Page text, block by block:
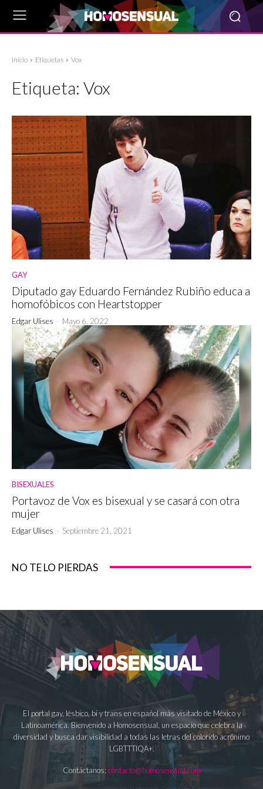
Inicio Etiquetas Vox
Etiqueta: Vox
GAY
Diputado gay Eduardo Fernández Rubiño educa a
homofóbicos con Heartstopper
Edgar Ulises - Mayo 6, 2022
BISEXUALES
Portavoz de Vox es bisexual y se casará con otra
mujer
Edgar Ulises - Septiembre 21, 2021
NO TE LO PIERDAS
El portal gay, lésbico, bi y trans en español más visitado de México y
Latinoamérica. Bienvenido a Homosensual, un espacio que celebra la
diversidad y busca dar visibilidad a todas las letras del colorido acrónimo
LGBTTTIQA+.
Contáctanos: contacto@homosensual.com